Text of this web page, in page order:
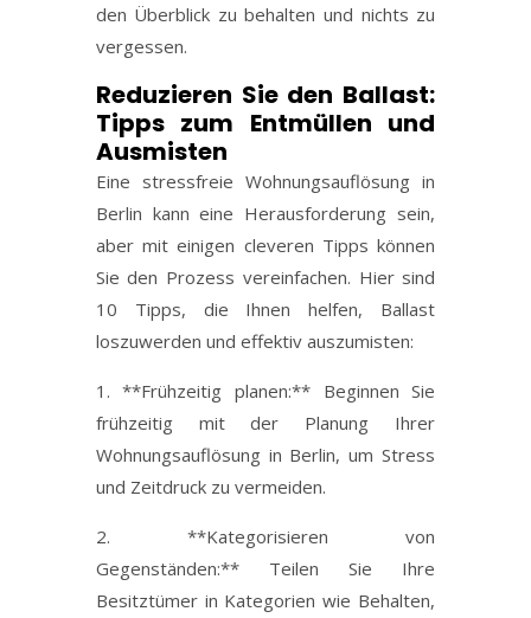
den Überblick zu behalten und nichts zu
vergessen.
Reduzieren Sie den Ballast:
Tipps zum Entmüllen und
Ausmisten
Eine stressfreie Wohnungsauflösung in
Berlin kann eine Herausforderung sein,
aber mit einigen cleveren Tipps können
Sie den Prozess vereinfachen. Hier sind
10 Tipps, die Ihnen helfen, Ballast
loszuwerden und effektiv auszumisten:
1. **Frühzeitig planen:** Beginnen Sie
frühzeitig mit der Planung Ihrer
Wohnungsauflösung in Berlin, um Stress
und Zeitdruck zu vermeiden.
2. **Kategorisieren von
Gegenständen:** Teilen Sie Ihre
Besitztümer in Kategorien wie Behalten,